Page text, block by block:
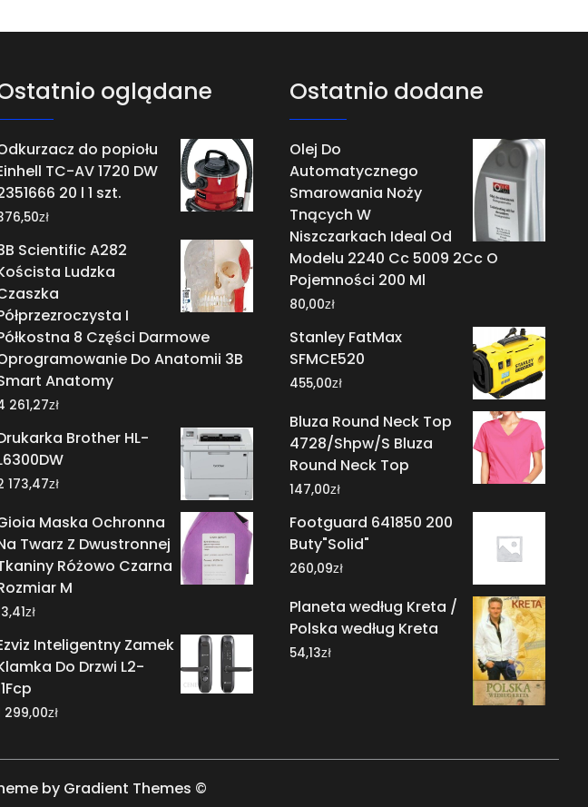
oglądane
do popiołu
TC-AV 1720 DW
20 l 1 szt.
zł
Scientific A282
Ludzka
I
8 Części Darmowe
Do Anatomii 3B
Anatomy
261,27zł
Brother HL-
173,47zł
Maska Ochronna
Twarz Z Dwustronnej
Różowo Czarna
M
zł
Inteligentny Zamek
Do Drzwi L2-
299,00zł
Ostatnio dodane
Olej Do
Automatycznego
Smarowania Noży
Tnących W
Niszczarkach Ideal Od
Modelu 2240 Cc 5009 2Cc O
Pojemności 200 Ml
80,00zł
Stanley FatMax
SFMCE520
455,00zł
Bluza Round Neck Top
4728/Shpw/S Bluza
Round Neck Top
147,00zł
Footguard 641850 200
Buty"Solid"
260,09zł
Planeta według Kreta /
Polska według Kreta
54,13zł
by Gradient Themes ©